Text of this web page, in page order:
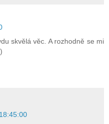
skvělá věc. A rozhodně se mi